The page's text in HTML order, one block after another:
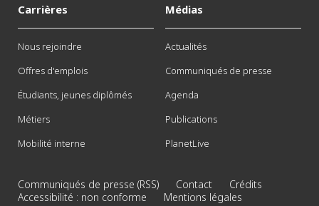
Carrières
Nous rejoindre
Offres d'emplois
Étudiants, jeunes diplômés
Métiers
Mobilité interne
Médias
Actualités
Communiqués de presse
Agenda
Publications
PlanetLive
Communiqués de presse (RSS) Contact
Crédits
Accessibilité : non conforme
Mentions légales